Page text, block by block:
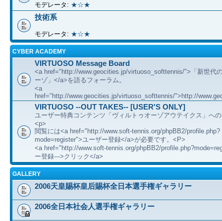
モデレータ: ★☆★
技術系
モデレータ: ★☆★
CYBER ACADEMY
VIRTUOSO Message Board
<a href="http://www.geocities.jp/virtuoso_softtennis/">「新世代
ーゾ」</a>を語るフォーラム。
<a
href="http://www.geocities.jp/virtuoso_softtennis/">http://
VIRTUOSO --OUT TAKES-- [USER'S ONLY]
ユーザー特典コンテンツ「ヴィルトゥオーゾアウテイクス」へ
<p>
閲覧には<a href="http://www.soft-tennis.org/phpBB2/profile.php?
mode=register">ユーザー登録</a>が必要です。<P>
<a href="http://www.soft-tennis.org/phpBB2/
ー登録--->クリック</a>
GALLERY
2006天皇賜杯皇后賜杯全日本選手権ギャラリー
2006全日本社会人選手権ギャラリー